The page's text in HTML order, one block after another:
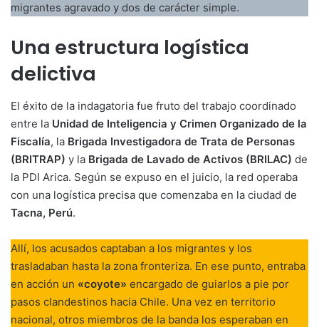
migrantes agravado y dos de carácter simple.
Una estructura logística
delictiva
El éxito de la indagatoria fue fruto del trabajo coordinado
entre la Unidad de Inteligencia y Crimen Organizado de la
Fiscalía, la Brigada Investigadora de Trata de Personas
(BRITRAP) y la Brigada de Lavado de Activos (BRILAC) de
la PDI Arica. Según se expuso en el juicio, la red operaba
con una logística precisa que comenzaba en la ciudad de
Tacna, Perú.
Allí, los acusados captaban a los migrantes y los
trasladaban hasta la zona fronteriza. En ese punto, entraba
en acción un «coyote» encargado de guiarlos a pie por
pasos clandestinos hacia Chile. Una vez en territorio
nacional, otros miembros de la banda los esperaban en